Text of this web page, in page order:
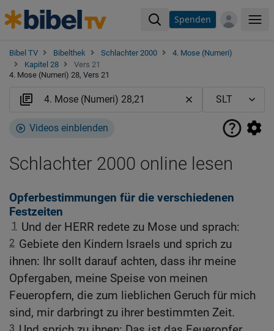
Spenden
Bibel TV Bibelthek Schlachter 2000
4. Mose (Numeri)
Kapitel 28
Vers 21
4. Mose (Numeri) 28, Vers 21
Videos einblenden
Schlachter 2000 online lesen
Opferbestimmungen für die verschiedenen
Festzeiten
1 Und der HERR redete zu Mose und sprach:
2 Gebiete den Kindern Israels und sprich zu
ihnen: Ihr sollt darauf achten, dass ihr meine
Opfergaben, meine Speise von meinen
Feueropfern, die zum lieblichen Geruch für mich
sind, mir darbringt zu ihrer bestimmten Zeit.
3